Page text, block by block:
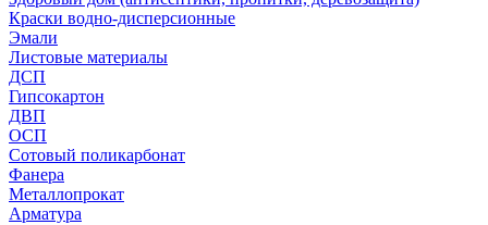
Краски водно-дисперсионные
Эмали
Листовые материалы
ДСП
Гипсокартон
ДВП
ОСП
Сотовый поликарбонат
Фанера
Металлопрокат
Арматура